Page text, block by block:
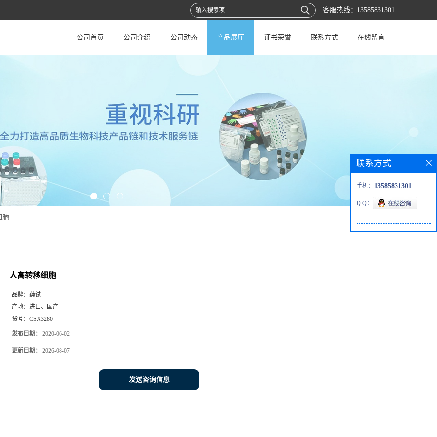
客服热线： 13585831301
公司首页 公司介绍 公司动态 产品展厅 证书荣誉 联系方式 在线留言
胞
人高转移细胞
品牌： 莼试
产地： 进口、国产
货号： CSX3280
发布日期： 2020-06-02
更新日期： 2026-08-07
发送咨询信息
联系方式
手机： 13585831301
Q Q：